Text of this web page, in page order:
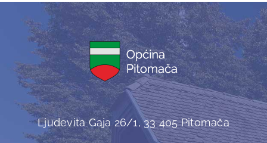
Ljudevita Gaja 26/1, 33 405 Pitomača